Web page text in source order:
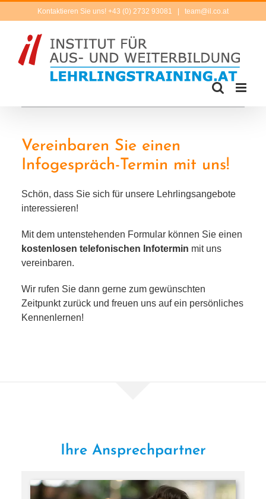
Inhalt
springen
Kontaktieren Sie uns! +43 (0) 2732 93081 team@il.co.at
Vereinbaren Sie einen
Infogespräch-Termin mit uns!
Schön, dass Sie sich für unse­re Lehrlingsangebote
interessieren!
Mit dem unten­ste­hen­den Formular kön­nen Sie einen
kos­ten­lo­sen tele­fo­ni­schen Infotermin mit uns
vereinbaren.
Wir rufen Sie dann ger­ne zum gewünsch­ten
Zeitpunkt zurück und freu­en uns auf ein per­sön­li­ches
Kennenlernen!
Ihre Ansprechpartner